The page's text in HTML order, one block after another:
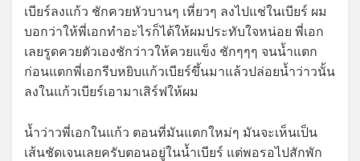
เบียร์ลงแก้ว ชักควยหัวบานๆ เหี่ยวๆ ลงไปแช่ในเบียร์ ผม
บอกว่าให้พี่เอกทำอะไรก็ได้ให้ผมประทับใจหน่อย พี่เอก
เลยรูดควยตัวเองชักว่าวให้ควยแข็ง ชักๆๆๆ จนน้ำแตก
ก่อนแตกพี่เอกรีบหยิบแก้วเบียร์ขึ้นมาแล้วปล่อยน้ำว่าวนั้น
ลงในแก้วเบียร์เอามาเสิร์ฟให้ผม
น้ำว่าวพี่เอกในแก้ว ตอนที่มันแตกใหม่ๆ มันจะเห็นเป็น
เส้นชัดเจนเลยครับตอนอยู่ในน้ำเบียร์ แต่พอรอไปสักพัก